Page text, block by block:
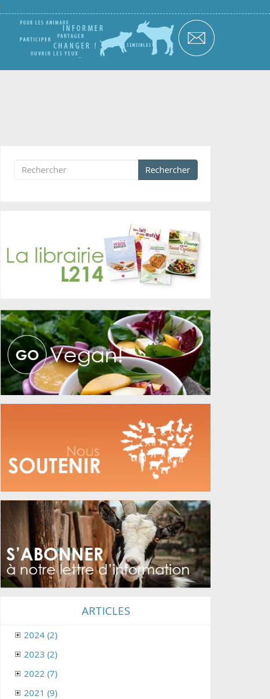
Formulaire de recherche
Rechercher
ARTICLES
2024 (2)
2023 (2)
2022 (7)
2021 (9)